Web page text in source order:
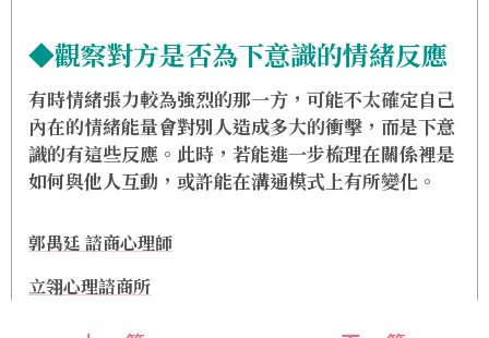
◆觀察對方是否為下意識的情緒反應
有時情緒張力較為強烈的那一方，可能不太確定自己
內在的情緒能量會對別人造成多大的衝擊，而是下意
識的有這些反應。此時，若能進一步梳理在關係裡是
如何與他人互動，或許能在溝通模式上有所變化。
郭禺廷 諮商心理師
立翎心理諮商所